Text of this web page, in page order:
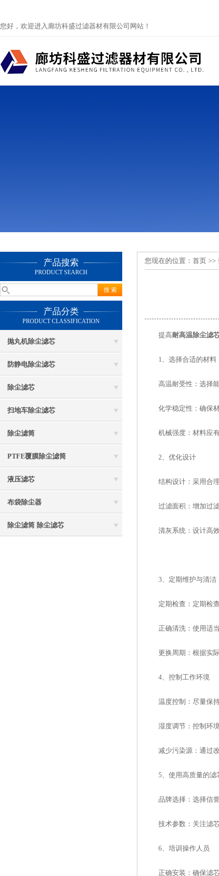
您好，欢迎进入廊坊科盛过滤器材有限公司网站！
产品搜索
PRODUCT SEARCH
产品分类
PRODUCT CLASSIFICATION
抛丸机除尘滤芯
防静电除尘滤芯
除尘滤芯
扫地车除尘滤芯
除尘滤筒
PTFE覆膜除尘滤筒
液压滤芯
布袋除尘器
除尘滤筒 除尘滤芯
您现在的位置： 首页 >>
提高耐高温除尘滤
1、选择合适的材料
高温耐受性：选择能
化学稳定性：确保材
机械强度：材料应有
2、优化设计
结构设计：采用合理
过滤面积：增加过滤
清灰系统：设计高效
3、定期维护与清洁
定期检查：定期检查
正确清洗：使用适当
更换周期：根据实际
4、控制工作环境
温度控制：尽量保持
湿度调节：控制环境
减少污染源：通过改
5、使用高质量的滤
品牌选择：选择信誉
技术参数：关注滤芯
6、培训操作人员
正确安装：确保滤芯